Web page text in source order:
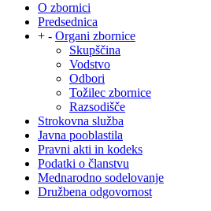
O zbornici
Predsednica
+ - Organi zbornice
Skupščina
Vodstvo
Odbori
Tožilec zbornice
Razsodišče
Strokovna služba
Javna pooblastila
Pravni akti in kodeks
Podatki o članstvu
Mednarodno sodelovanje
Družbena odgovornost